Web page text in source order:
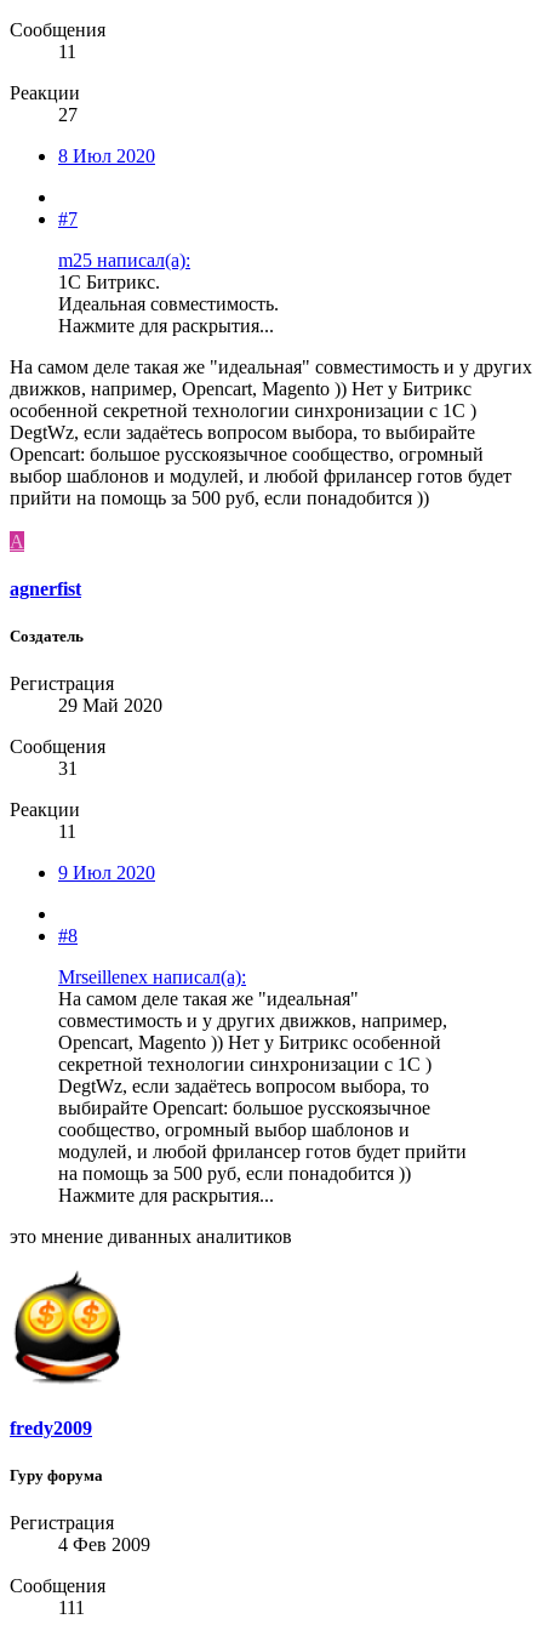
Сообщения
11
Реакции
27
8 Июл 2020
#7
m25 написал(а):
1С Битрикс.
Идеальная совместимость.
Нажмите для раскрытия...
На самом деле такая же "идеальная" совместимость и у других
движков, например, Opencart, Magento )) Нет у Битрикс
особенной секретной технологии синхронизации с 1С )
DegtWz, если задаётесь вопросом выбора, то выбирайте
Opencart: большое русскоязычное сообщество, огромный
выбор шаблонов и модулей, и любой фрилансер готов будет
прийти на помощь за 500 руб, если понадобится ))
A
agnerfist
Создатель
Регистрация
29 Май 2020
Сообщения
31
Реакции
11
9 Июл 2020
#8
Mrseillenex написал(а):
На самом деле такая же "идеальная"
совместимость и у других движков, например,
Opencart, Magento )) Нет у Битрикс особенной
секретной технологии синхронизации с 1С )
DegtWz, если задаётесь вопросом выбора, то
выбирайте Opencart: большое русскоязычное
сообщество, огромный выбор шаблонов и
модулей, и любой фрилансер готов будет прийти
на помощь за 500 руб, если понадобится ))
Нажмите для раскрытия...
это мнение диванных аналитиков
fredy2009
Гуру форума
Регистрация
4 Фев 2009
Сообщения
111